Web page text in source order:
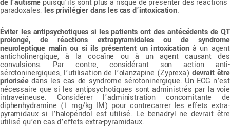
paradoxales; les privilégier dans les cas d’intoxication.
Éviter les antipsychotiques si les patients ont des antécédents de QT
prolongé, de réactions extrapyramidales ou de syndrome
neuroleptique malin ou si ils présentent un intoxicationà un agent
anticholinergique, à la cocaïne ou à un agent causant des
convulsions. Par contre, considérant son action anti-
sérotoninergiques, l’utilisation de l’olanzapine (Zyprexa) devrait être
prioriséedans les cas de syndrome sérotoninergique. Un ECG n’est
nécessaire que si les antipsychotiques sont administrés par la voie
intraveineuse. Considérer l’administration concomitante de
diphenhydramine (1 mg/kg IM) pour contrecarrer les effets extra-
pyramidaux si l’halopéridol est utilisé. Le benadryl ne devrait être
utilisé qu’en cas d’effets extra-pyramidaux.